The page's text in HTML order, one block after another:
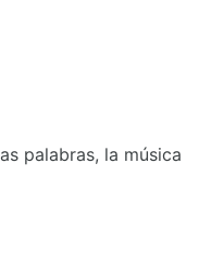
palabras, la música